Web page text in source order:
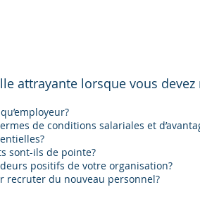
attrayante lorsque vous devez
de conditions salariales et
sont-ils de pointe?
positifs de votre organisation?
recruter du nouveau personnel?